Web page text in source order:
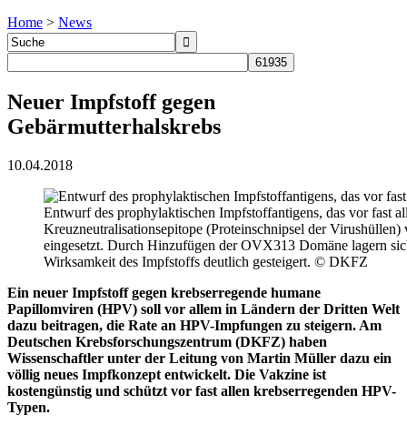
Home > News
Neuer Impfstoff gegen
Gebärmutterhalskrebs
10.04.2018
Entwurf des prophylaktischen Impfstoffantigens, das vor fast
Kreuzneutralisationsepitope (Proteinschnipsel der
eingesetzt. Durch Hinzufügen der OVX313 Domäne lagern
Wirksamkeit des Impfstoffs deutlich gesteigert. © DKFZ
Ein neuer Impfstoff gegen krebserregende humane
Papillomviren (HPV) soll vor allem in Ländern der Dritten Welt
dazu beitragen, die Rate an HPV-Impfungen zu steigern. Am
Deutschen Krebsforschungszentrum (DKFZ) haben
Wissenschaftler unter der Leitung von Martin Müller dazu ein
völlig neues Impfkonzept entwickelt. Die Vakzine ist
kostengünstig und schützt vor fast allen krebserregenden HPV-
Typen.